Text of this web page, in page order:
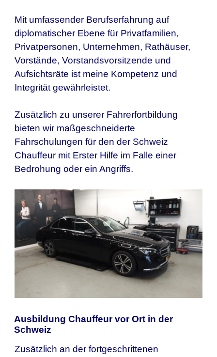
Mit umfassender Berufserfahrung auf
diplomatischer Ebene für Privatfamilien,
Privatpersonen, Unternehmen, Rathäuser,
Vorstände, Vorstandsvorsitzende und
Aufsichtsräte ist meine Kompetenz und
Integrität gewährleistet.
Zusätzlich zu unserer Fahrerfortbildung
bieten wir maßgeschneiderte
Fahrschulungen für den der Schweiz
Chauffeur mit Erster Hilfe im Falle einer
Bedrohung oder ein Angriffs.
Ausbildung Chauffeur vor Ort in der
Schweiz
Zusätzlich an der fortgeschrittenen